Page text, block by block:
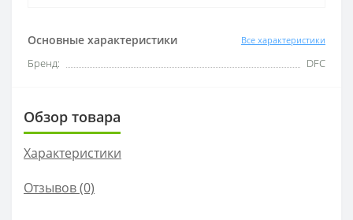
Основные характеристики Все характеристики
Бренд: DFC
Обзор товара
Характеристики
Отзывов (0)